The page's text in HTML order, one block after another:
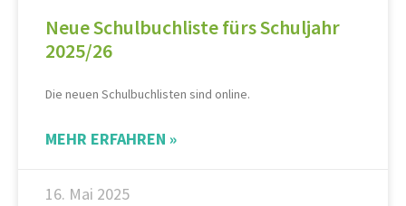
Neue Schulbuchliste fürs Schuljahr
2025/26
Die neuen Schulbuchlisten sind online.
MEHR ERFAHREN »
16. Mai 2025